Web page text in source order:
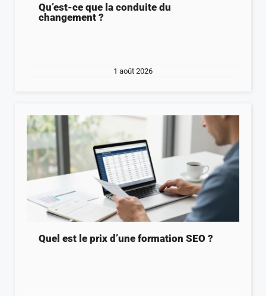
Qu’est-ce que la conduite du
changement ?
1 août 2026
Quel est le prix d’une formation SEO ?